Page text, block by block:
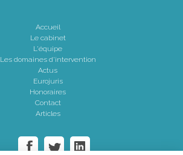
Accueil
Le cabinet
L'équipe
Les domaines d'intervention
Actus
Eurojuris
Honoraires
Contact
Articles